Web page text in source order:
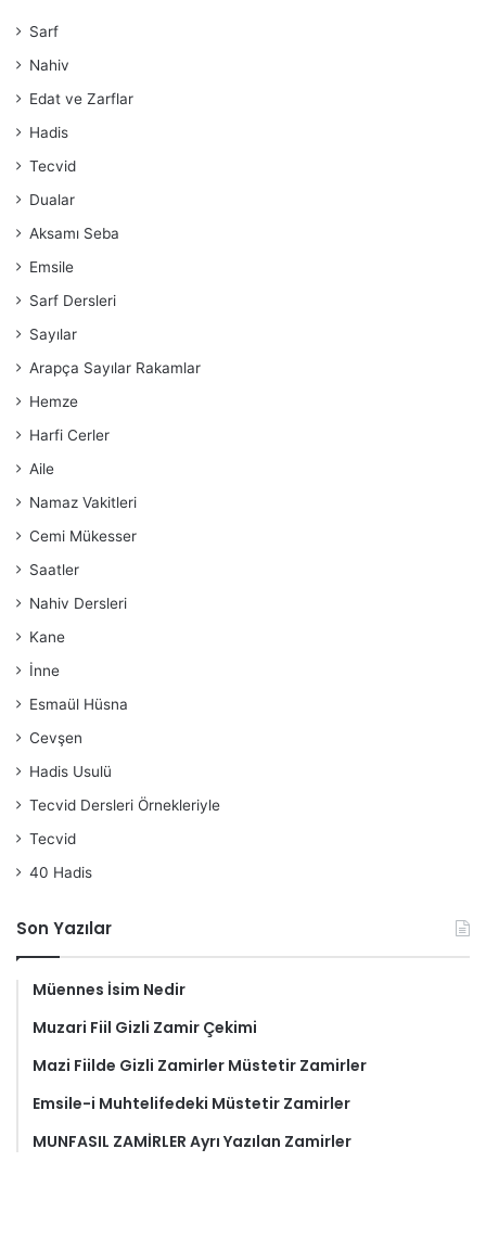
Sarf
Nahiv
Edat ve Zarflar
Hadis
Tecvid
Dualar
Aksamı Seba
Emsile
Sarf Dersleri
Sayılar
Arapça Sayılar Rakamlar
Hemze
Harfi Cerler
Aile
Namaz Vakitleri
Cemi Mükesser
Saatler
Nahiv Dersleri
Kane
İnne
Esmaül Hüsna
Cevşen
Hadis Usulü
Tecvid Dersleri Örnekleriyle
Tecvid
40 Hadis
Son Yazılar
Müennes İsim Nedir
Muzari Fiil Gizli Zamir Çekimi
Mazi Fiilde Gizli Zamirler Müstetir Zamirler
Emsile-i Muhtelifedeki Müstetir Zamirler
MUNFASIL ZAMİRLER Ayrı Yazılan Zamirler